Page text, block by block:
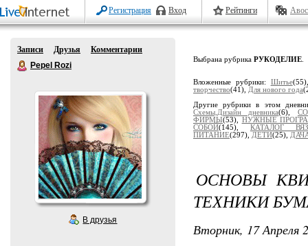
Регистрация Вход Рейтинги
Записи Друзья
Комментарии
Pepel Rozi
В друзья
Выбрана рубрика РУКОДЕЛИЕ
Вложенные рубрики: Шитье
творчество(41), Для нового года
Другие рубрики в этом
Схемы,Дизайн дневника(6),
ФИРМЫ(53), НУЖНЫЕ
СОБОЙ(145), КАТАЛОГ
ПИТАНИЕ(297), ДЕТИ(25),
ОСНОВЫ
ТЕХНИКИ
Вторник, 17 Апреля